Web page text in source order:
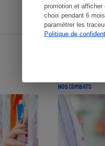
promotion et
choix pendant 6
paramétrer les
Politique de
NOS COMBATS